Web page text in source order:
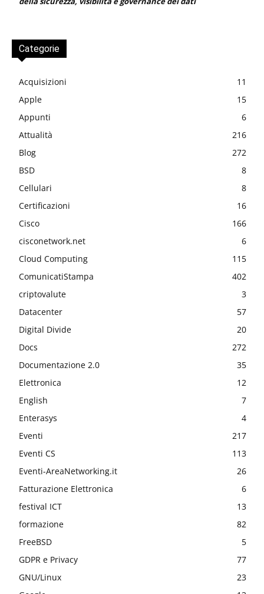
Categorie
Acquisizioni
11
Apple
15
Appunti
6
Attualità
216
Blog
272
BSD
8
Cellulari
8
Certificazioni
16
Cisco
166
cisconetwork.net
6
Cloud Computing
115
ComunicatiStampa
402
criptovalute
3
Datacenter
57
Digital Divide
20
Docs
272
Documentazione 2.0
35
Elettronica
12
English
7
Enterasys
4
Eventi
217
Eventi CS
113
Eventi-AreaNetworking.it
26
Fatturazione Elettronica
6
festival ICT
13
formazione
82
FreeBSD
5
GDPR e Privacy
77
GNU/Linux
23